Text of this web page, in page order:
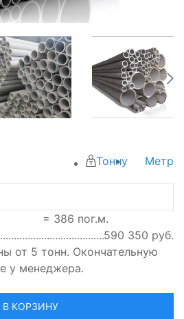
Тонну Метр
= 386 пог.м.
590 350 руб.
от 5 тонн. Окончательную
у менеджера.
В КОРЗИНУ